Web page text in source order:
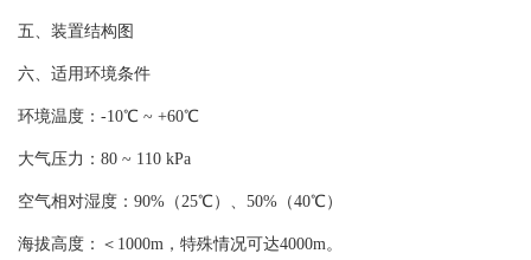
五、装置结构图
六、适用环境条件
环境温度：-10℃ ~ +60℃
大气压力：80 ~ 110 kPa
空气相对湿度：90%（25℃）、50%（40℃）
海拔高度：＜1000m，特殊情况可达4000m。